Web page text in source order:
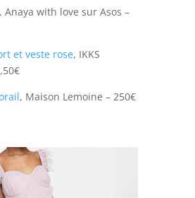
Anaya with love sur Asos –
et veste rose, IKKS
, Maison Lemoine – 250€